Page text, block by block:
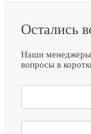
Остались
Наши менеджеры
вопросы в